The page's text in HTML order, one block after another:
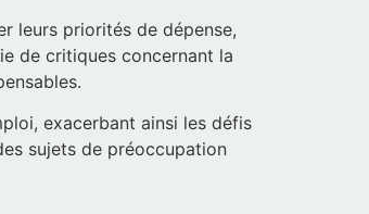
leurs priorités de dépense,
de critiques concernant la
exacerbant ainsi les défis
sujets de préoccupation